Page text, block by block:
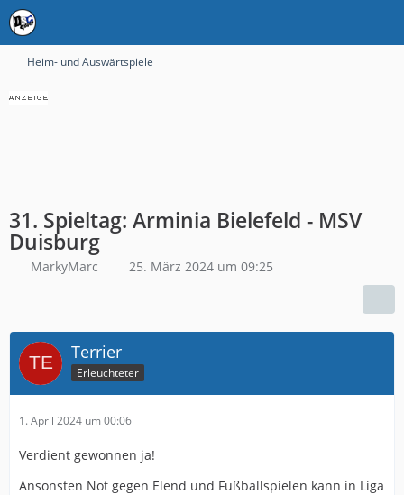
Heim- und Auswärtspiele
31. Spieltag: Arminia Bielefeld - MSV
Duisburg
MarkyMarc 25. März 2024 um 09:25
Terrier
Erleuchteter
1. April 2024 um 00:06
Verdient gewonnen ja!
Ansonsten Not gegen Elend und Fußballspielen kann in Liga